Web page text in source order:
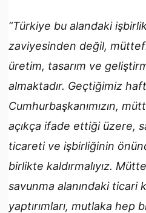
“Türkiye bu alandaki
zaviyesinden değil,
üretim, tasarım ve
almaktadır. Geçtiğimiz
Cumhurbaşkanımızın,
açıkça ifade ettiği üzere,
ticareti ve işbirliğinin
birlikte kaldırmalıyız.
savunma alanındaki ticari
yaptırımları, mutlaka hep